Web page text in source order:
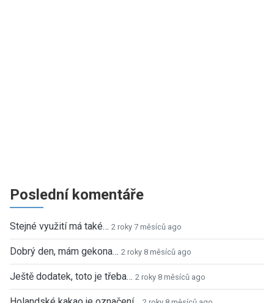
Poslední komentáře
Stejné využití má také… 2 roky 7 měsíců ago
Dobrý den, mám gekona… 2 roky 8 měsíců ago
Ještě dodatek, toto je třeba… 2 roky 8 měsíců ago